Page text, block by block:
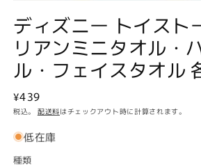
ー
ダ
ル
で
デ
ィ
(1)
開
く
ディズニー トイスト
リアンミニタオル・
ル・フェイスタオル
通
常
価
格
¥439
税込。 配送料はチェックアウト時に計算されます。
低在庫
種類